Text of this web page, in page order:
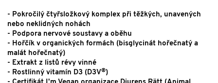
- Pokročilý čtyřsložkový komplex při těžkých, unavených
nebo neklidných nohách
- Podpora nervové soustavy a oběhu
- Hořčík v organických formách (bisglycinát hořečnatý a
malát hořečnatý)
- Extrakt z listů révy vinné
- Rostlinný vitamín D3 (D3V®)